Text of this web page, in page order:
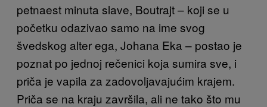
petnaest minuta slave, Boutrajt – koji se u
početku odazivao samo na ime svog
švedskog alter ega, Johana Eka – postao je
poznat po jednoj rečenici koja sumira sve, i
priča je vapila za zadovoljavajućim krajem.
Priča se na kraju završila, ali ne tako što mu